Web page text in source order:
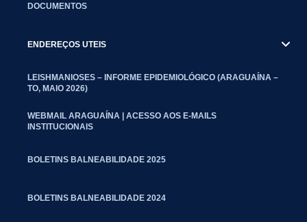
DOCUMENTOS
ENDEREÇOS UTEIS
LEISHMANIOSES – INFORME EPIDEMIOLÓGICO (ARAGUAÍNA –
TO, MAIO 2026)
WEBMAIL ARAGUAÍNA | ACESSO AOS E-MAILS
INSTITUCIONAIS
BOLETINS BALNEABILIDADE 2025
BOLETINS BALNEABILIDADE 2024